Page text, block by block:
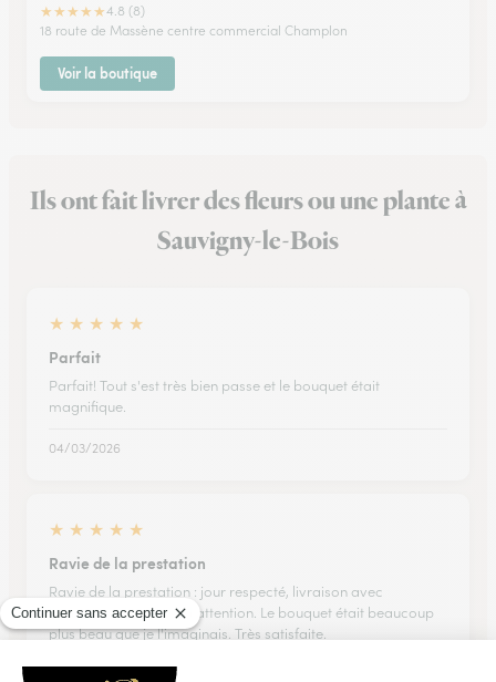
★★★★★4.8 (8)
18 route de Massène centre commercial Champlon
Voir la boutique
Ils ont fait livrer des fleurs ou une plante à
Sauvigny-le-Bois
★ ★ ★ ★ ★
Parfait
Parfait! Tout s'est très bien passe et le bouquet était
magnifique.
04/03/2026
★ ★ ★ ★ ★
Ravie de la prestation
Ravie de la prestation : jour respecté, livraison avec
beaucoup de soin et d'attention. Le bouquet était beaucoup
plus beau que je l'imaginais. Très satisfaite.